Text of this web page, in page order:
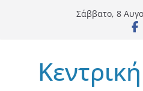
Σάββατο, 8